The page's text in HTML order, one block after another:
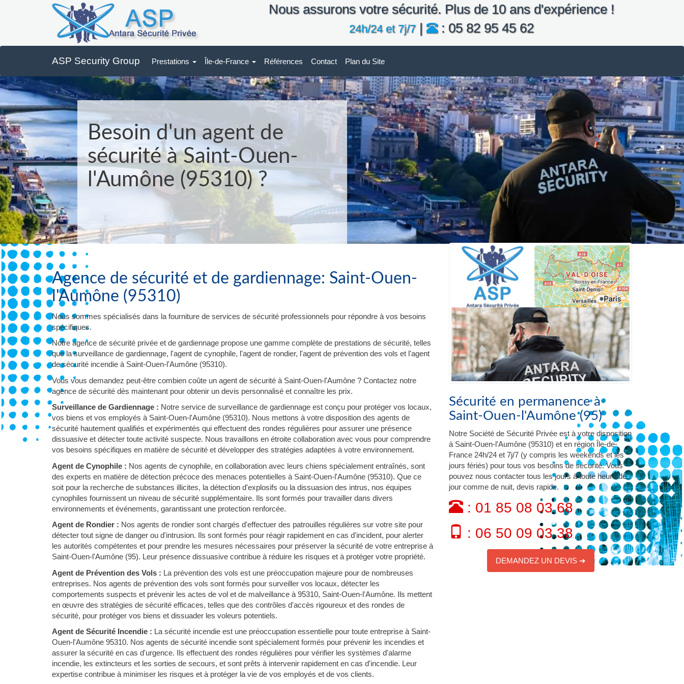
Nous assurons votre sécurité. Plus de 10 ans d'expérience !
24h/24 et 7j/7| : 05 82 95 45 62
ASP Security Group Prestations Île-de-France Références Contact Plan du Site
Besoin d'un agent de
sécurité à Saint-Ouen-
l'Aumône (95310) ?
Agence de sécurité et de gardiennage: Saint-Ouen-
l'Aumône (95310)
Nous sommes spécialisés dans la fourniture de services de sécurité professionnels pour répondre à vos besoins
spécifiques.
Notre agence de sécurité privée et de gardiennage propose une gamme complète de prestations de sécurité, telles
que la surveillance de gardiennage, l'agent de cynophile, l'agent de rondier, l'agent de prévention des vols et l'agent
de sécurité incendie à Saint-Ouen-l'Aumône (95310).
Vous vous demandez peut-être combien coûte un agent de sécurité à Saint-Ouen-l'Aumône ? Contactez notre
agence de sécurité dès maintenant pour obtenir un devis personnalisé et connaître les prix.
Surveillance de Gardiennage : Notre service de surveillance de gardiennage est conçu pour protéger vos locaux,
vos biens et vos employés à Saint-Ouen-l'Aumône (95310). Nous mettons à votre disposition des agents de
sécurité hautement qualifiés et expérimentés qui effectuent des rondes régulières pour assurer une présence
dissuasive et détecter toute activité suspecte. Nous travaillons en étroite collaboration avec vous pour comprendre
vos besoins spécifiques en matière de sécurité et développer des stratégies adaptées à votre environnement.
Agent de Cynophile : Nos agents de cynophile, en collaboration avec leurs chiens spécialement entraînés, sont
des experts en matière de détection précoce des menaces potentielles à Saint-Ouen-l'Aumône (95310). Que ce
soit pour la recherche de substances illicites, la détection d'explosifs ou la dissuasion des intrus, nos équipes
cynophiles fournissent un niveau de sécurité supplémentaire. Ils sont formés pour travailler dans divers
environnements et événements, garantissant une protection renforcée.
Agent de Rondier : Nos agents de rondier sont chargés d'effectuer des patrouilles régulières sur votre site pour
détecter tout signe de danger ou d'intrusion. Ils sont formés pour réagir rapidement en cas d'incident, pour alerter
les autorités compétentes et pour prendre les mesures nécessaires pour préserver la sécurité de votre entreprise à
Saint-Ouen-l'Aumône (95). Leur présence dissuasive contribue à réduire les risques et à protéger votre propriété.
Agent de Prévention des Vols : La prévention des vols est une préoccupation majeure pour de nombreuses
entreprises. Nos agents de prévention des vols sont formés pour surveiller vos locaux, détecter les
comportements suspects et prévenir les actes de vol et de malveillance à 95310, Saint-Ouen-l'Aumône. Ils mettent
en œuvre des stratégies de sécurité efficaces, telles que des contrôles d'accès rigoureux et des rondes de
sécurité, pour protéger vos biens et dissuader les voleurs potentiels.
Agent de Sécurité Incendie : La sécurité incendie est une préoccupation essentielle pour toute entreprise à Saint-
Ouen-l'Aumône 95310. Nos agents de sécurité incendie sont spécialement formés pour prévenir les incendies et
assurer la sécurité en cas d'urgence. Ils effectuent des rondes régulières pour vérifier les systèmes d'alarme
incendie, les extincteurs et les sorties de secours, et sont prêts à intervenir rapidement en cas d'incendie. Leur
expertise contribue à minimiser les risques et à protéger la vie de vos employés et de vos clients.
Sécurité en permanence à
Saint-Ouen-l'Aumône (95)
Notre Société de Sécurité Privée est à votre disposition
à Saint-Ouen-l'Aumône (95310) et en région Île-de-
France 24h/24 et 7j/7 (y compris les weekends et les
jours fériés) pour tous vos besoins de sécurité. Vous
pouvez nous contacter tous les jours à toute heure de
jour comme de nuit, devis rapide.
: 01 85 08 03 68
: 06 50 09 03 38
DEMANDEZ UN DEVIS ➔